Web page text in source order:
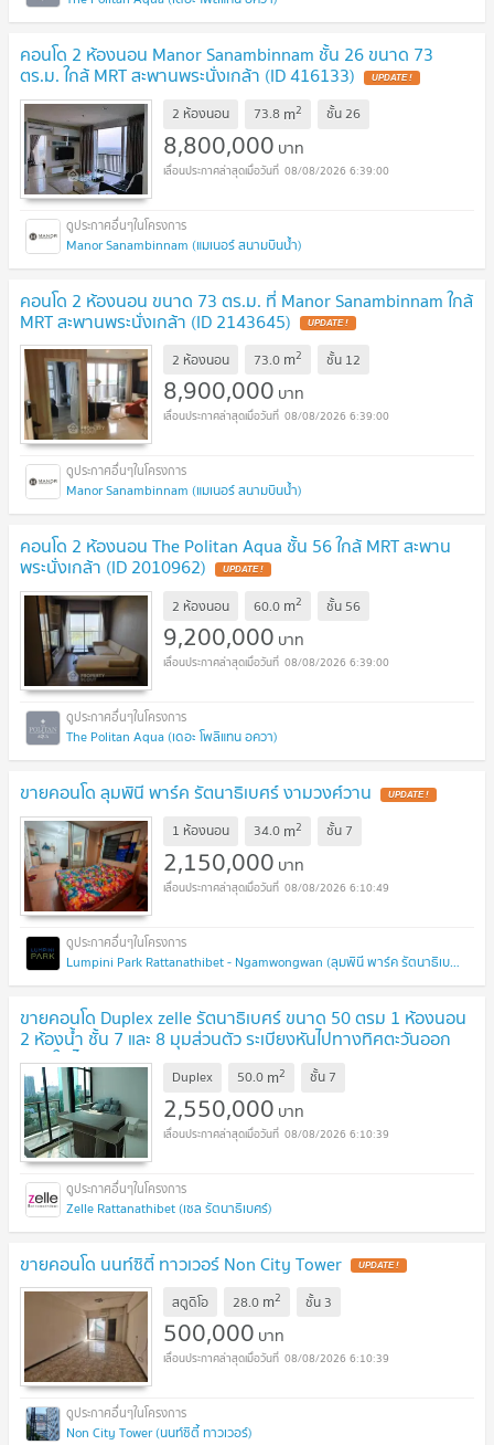
คอนโด 2 ห้องนอน Manor Sanambinnam ชั้น 26 ขนาด 73
ตร.ม. ใกล้ MRT สะพานพระนั่งเกล้า (ID 416133)
2 ห้องนอน 73.8 m2 ชั้น26
8,800,000 บาท
08/08/2026 6:39:00
Manor Sanambinnam (แมเนอร์ สนามบินน้ำ)
คอนโด 2 ห้องนอน ขนาด 73 ตร.ม. ที่ Manor Sanambinnam ใกล้
MRT สะพานพระนั่งเกล้า (ID 2143645)
2 ห้องนอน 73.0 m2 ชั้น 12
8,900,000 บาท
08/08/2026 6:39:00
Manor Sanambinnam (แมเนอร์ สนามบินน้ำ)
คอนโด 2 ห้องนอน The Politan Aqua ชั้น 56 ใกล้ MRT สะพาน
พระนั่งเกล้า (ID 2010962)
2 ห้องนอน 60.0 m2 ชั้น 56
9,200,000 บาท
08/08/2026 6:39:00
The Politan Aqua (เดอะ โพลิแทน อควา)
ขายคอนโด ลุมพินี พาร์ค รัตนาธิเบศร์ งามวงศ์วาน
1 ห้องนอน 34.0 m2 ชั้น 7
2,150,000 บาท
08/08/2026 6:10:49
Lumpini Park Rattanathibet - Ngamwongwan (ลุมพินี พาร์ค รัตนาธิเบศร์ - งามวงศ์วาน)
ขายคอนโด Duplex zelle รัตนาธิเบศร์ ขนาด 50 ตรม 1 ห้องนอน
2 ห้องน้ำ ชั้น 7 และ 8 มุมส่วนตัว ระเบียงหันไปทางทิศตะวันออก
เฉียงใต้ ไม่มีตึกบัง
Duplex 50.0 m2 ชั้น 7
2,550,000 บาท
08/08/2026 6:10:39
Zelle Rattanathibet (เซล รัตนาธิเบศร์)
ขายคอนโด นนท์ซิตี้ ทาวเวอร์ Non City Tower
สตูดิโอ 28.0 m2 ชั้น 3
500,000 บาท
08/08/2026 6:10:39
Non City Tower (นนท์ซิตี้ ทาวเวอร์)